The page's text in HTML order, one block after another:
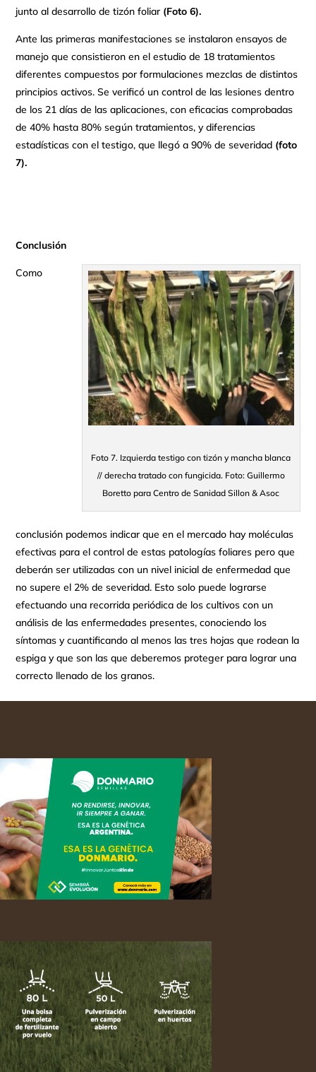
junto al desarrollo de tizón foliar (Foto 6).
Ante las primeras manifestaciones se instalaron ensayos de
manejo que consistieron en el estudio de 18 tratamientos
diferentes compuestos por formulaciones mezclas de distintos
principios activos. Se verificó un control de las lesiones dentro
de los 21 días de las aplicaciones, con eficacias comprobadas
de 40% hasta 80% según tratamientos, y diferencias
estadísticas con el testigo, que llegó a 90% de severidad (foto
7).
Conclusión
Foto 7. Izquierda testigo con tizón y mancha blanca
// derecha tratado con fungicida. Foto: Guillermo
Boretto para Centro de Sanidad Sillon & Asoc
Como
conclusión podemos indicar que en el mercado hay moléculas
efectivas para el control de estas patologías foliares pero que
deberán ser utilizadas con un nivel inicial de enfermedad que
no supere el 2% de severidad. Esto solo puede lograrse
efectuando una recorrida periódica de los cultivos con un
análisis de las enfermedades presentes, conociendo los
síntomas y cuantificando al menos las tres hojas que rodean la
espiga y que son las que deberemos proteger para lograr una
correcto llenado de los granos.